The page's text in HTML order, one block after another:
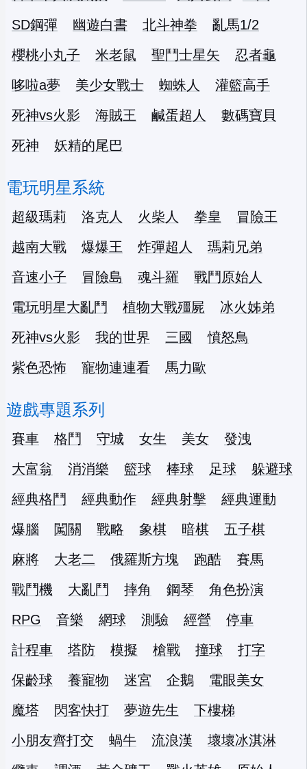
SD鋼彈
幽遊白書 北斗神拳
亂馬1/2
櫻桃小丸子
米老鼠 聖鬥士星矢
忍者龜
哆啦a夢
美少女戰士 蜘蛛人
灌籃高手
死神vs火影
海賊王 鹹蛋超人
數碼寶貝
死神
妖精的尾巴
電玩明星系統
超級瑪莉 洛克人 火柴人 拳皇
冒險王
越南大戰
爆爆王 炸彈超人
瑪莉兄弟
音速小子
冒險島 魂斗羅
戰鬥原始人
電玩明星大亂鬥
植物大戰殭屍
冰火姊弟
死神vs火影
我的世界 三國
憤怒鳥
紫色恐怖
寵物連連看 馬力歐
遊戲專題系列
賽車 格鬥 守城 女生 美女
發洩
大富翁
消消樂 籃球 棒球 足球
躲避球
經典格鬥
經典動作 經典射擊
經典運動
爆腦
闖關 戰略 象棋 暗棋
五子棋
麻將
大老二 俄羅斯方塊 跑酷
賽馬
戰鬥機
大亂鬥 摔角 鋼琴
角色扮演
RPG
音樂 網球 測驗 經營
停車
計程車
塔防 模擬 槍戰 撞球
打字
保齡球
養寵物 迷宮 企鵝
電眼美女
魔塔
閃客快打 夢遊先生
下樓梯
小朋友齊打交
蝸牛 流浪漢
壞壞冰淇淋